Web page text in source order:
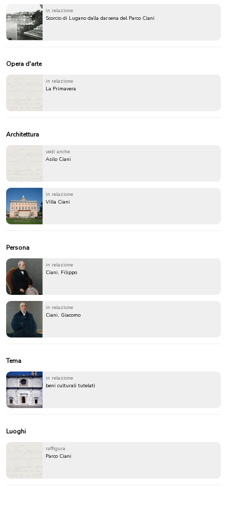
in relazione
Scorcio di Lugano dalla darsena del Parco Ciani
Opera d'arte
in relazione
La Primavera
Architettura
vedi anche
Asilo Ciani
in relazione
Villa Ciani
Persona
in relazione
Ciani, Filippo
in relazione
Ciani, Giacomo
Tema
in relazione
beni culturali tutelati
Luoghi
raffigura
Parco Ciani